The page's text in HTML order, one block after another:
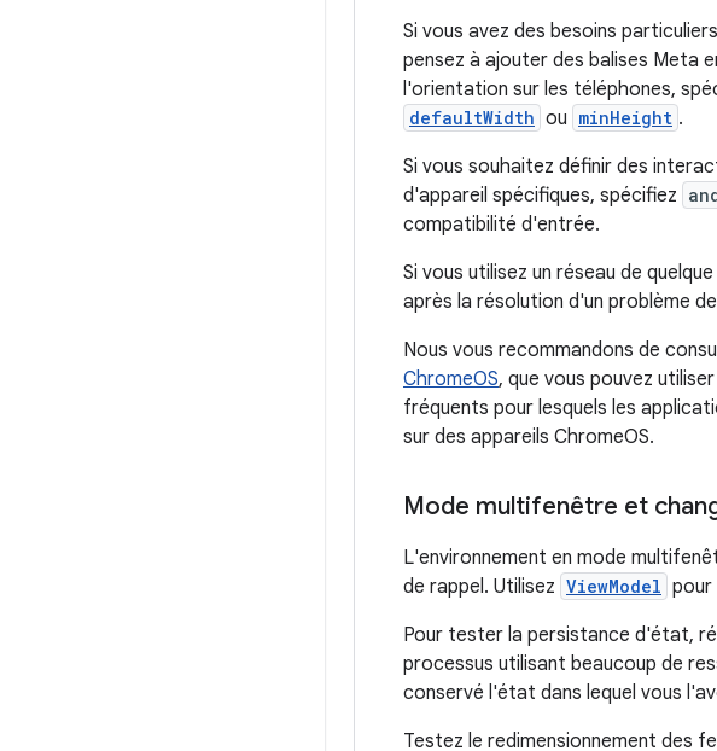
Si vous avez des besoins
pensez à ajouter des balises Meta
l'orientation sur les téléphones,
defaultWidth ou minHeight .
Si vous souhaitez définir des
d'appareil spécifiques, spécifiez
compatibilité d'entrée.
Si vous utilisez un réseau de
après la résolution d'un problème
Nous vous recommandons de
ChromeOS, que vous pouvez
fréquents pour lesquels les
sur des appareils ChromeOS.
Mode multifenêtre et
L'environnement en mode
de rappel. Utilisez ViewModel
Pour tester la persistance d'état,
processus utilisant beaucoup de
conservé l'état dans lequel vous
Testez le redimensionnement des